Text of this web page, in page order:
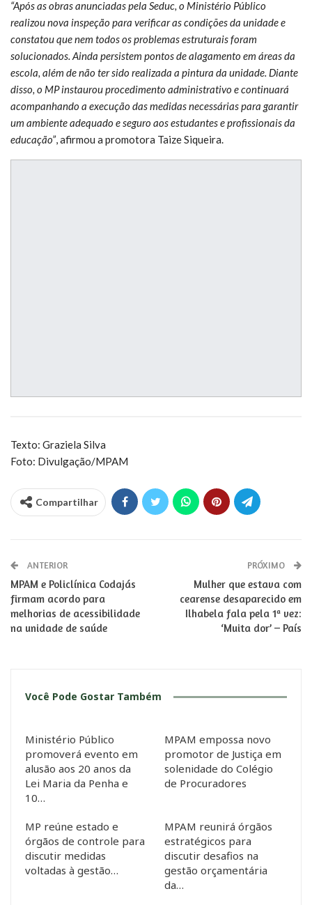
“Após as obras anunciadas pela Seduc, o Ministério Público
realizou nova inspeção para verificar as condições da unidade e
constatou que nem todos os problemas estruturais foram
solucionados. Ainda persistem pontos de alagamento em áreas da
escola, além de não ter sido realizada a pintura da unidade. Diante
disso, o MP instaurou procedimento administrativo e continuará
acompanhando a execução das medidas necessárias para garantir
um ambiente adequado e seguro aos estudantes e profissionais da
educação”, afirmou a promotora Taize Siqueira.
Texto: Graziela Silva
Foto: Divulgação/MPAM
Compartilhar
ANTERIOR
MPAM e Policlínica Codajás
firmam acordo para
melhorias de acessibilidade
na unidade de saúde
PRÓXIMO
Mulher que estava com
cearense desaparecido em
Ilhabela fala pela 1ª vez:
‘Muita dor’ – País
Você Pode Gostar Também
Ministério Público
promoverá evento em
alusão aos 20 anos da
Lei Maria da Penha e
10…
MPAM empossa novo
promotor de Justiça em
solenidade do Colégio
de Procuradores
MP reúne estado e
órgãos de controle para
discutir medidas
voltadas à gestão…
MPAM reunirá órgãos
estratégicos para
discutir desafios na
gestão orçamentária
da…